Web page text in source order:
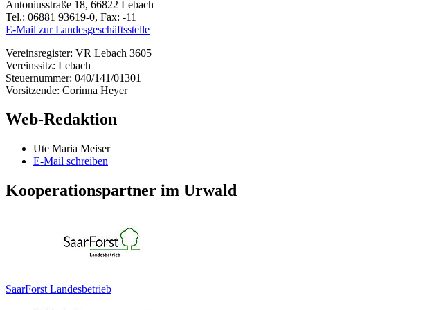
Antoniusstraße 18, 66822 Lebach
Tel.: 06881 93619-0, Fax: -11
E-Mail zur Landesgeschäftsstelle
Vereinsregister: VR Lebach 3605
Vereinssitz: Lebach
Steuernummer: 040/141/01301
Vorsitzende: Corinna Heyer
Web-Redaktion
Ute Maria Meiser
E-Mail schreiben
Kooperationspartner im Urwald
SaarForst Landesbetrieb